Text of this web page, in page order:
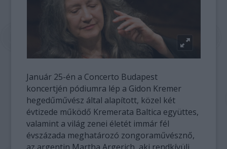
Január 25-én a Concerto Budapest
koncertjén pódiumra lép a Gidon Kremer
hegedűművész által alapított, közel két
évtizede működő Kremerata Baltica együttes,
valamint a világ zenei életét immár fél
évszázada meghatározó zongoraművésznő,